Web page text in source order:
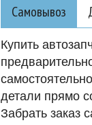
Самовывоз
Купить
детали прямо
Забрать заказ